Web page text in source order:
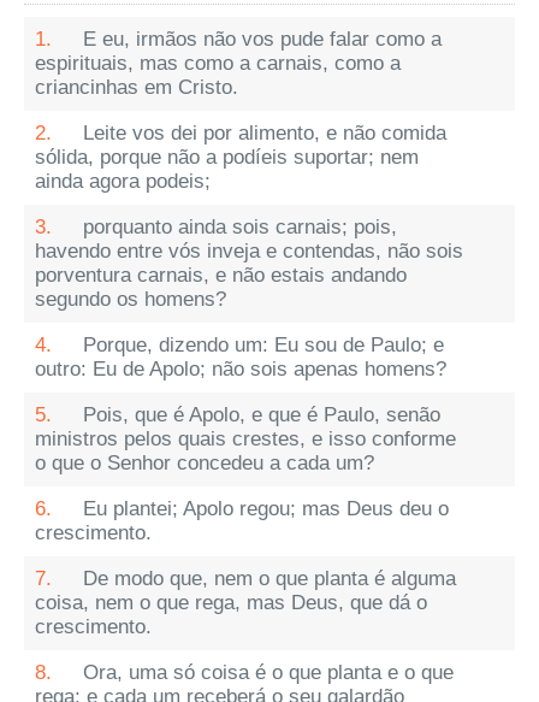
1.
E eu, irmãos não vos pude falar como a
espirituais, mas como a carnais, como a
criancinhas em Cristo.
2.
Leite vos dei por alimento, e não comida
sólida, porque não a podíeis suportar; nem
ainda agora podeis;
3.
porquanto ainda sois carnais; pois,
havendo entre vós inveja e contendas, não sois
porventura carnais, e não estais andando
segundo os homens?
4.
Porque, dizendo um: Eu sou de Paulo; e
outro: Eu de Apolo; não sois apenas homens?
5.
Pois, que é Apolo, e que é Paulo, senão
ministros pelos quais crestes, e isso conforme
o que o Senhor concedeu a cada um?
6.
Eu plantei; Apolo regou; mas Deus deu o
crescimento.
7.
De modo que, nem o que planta é alguma
coisa, nem o que rega, mas Deus, que dá o
crescimento.
8.
Ora, uma só coisa é o que planta e o que
rega; e cada um receberá o seu galardão